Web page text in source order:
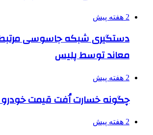
2 هفته پیش
دستگیری شبکه جاسوسی مرتبط
معاند توسط پلیس
2 هفته پیش
چگونه خسارت اُفت قیمت خودرو
2 هفته پیش